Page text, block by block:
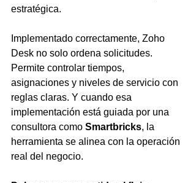
estratégica.
Implementado correctamente, Zoho
Desk no solo ordena solicitudes.
Permite controlar tiempos,
asignaciones y niveles de servicio con
reglas claras. Y cuando esa
implementación está guiada por una
consultora como Smartbricks, la
herramienta se alinea con la operación
real del negocio.